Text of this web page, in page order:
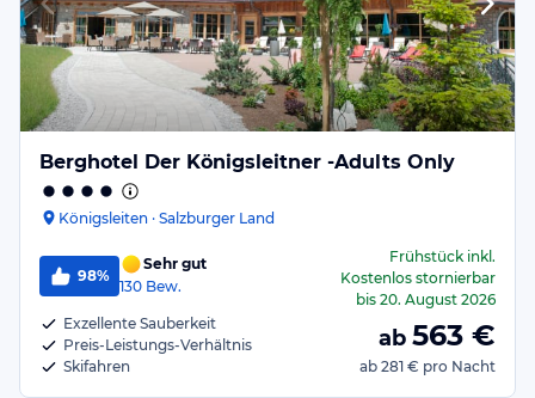
Berghotel Der Königsleitner -Adults Only
Königsleiten · Salzburger Land
98%
Sehr gut
130 Bew.
Exzellente Sauberkeit
Preis-Leistungs-Verhältnis
Skifahren
Frühstückinkl.
Kostenlos stornierbar
bis 20. August 2026
ab 563 €
ab 281 € pro Nacht